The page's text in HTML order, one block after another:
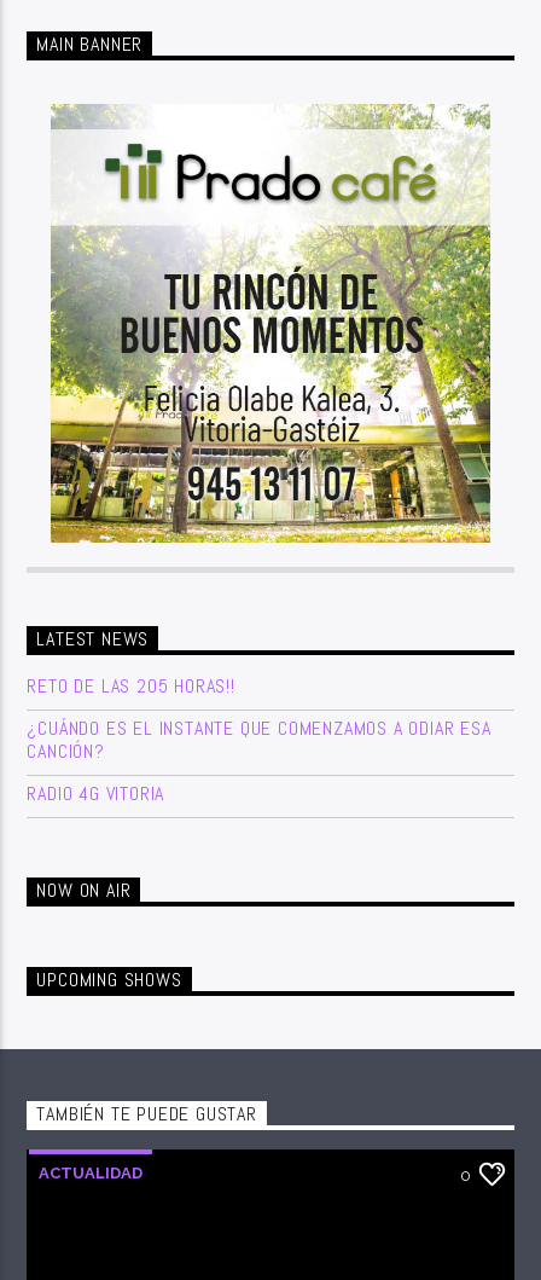
MAIN BANNER
LATEST NEWS
RETO DE LAS 205 HORAS!!
¿CUÁNDO ES EL INSTANTE QUE COMENZAMOS A ODIAR ESA
CANCIÓN?
RADIO 4G VITORIA
NOW ON AIR
UPCOMING SHOWS
TAMBIÉN TE PUEDE GUSTAR
ACTUALIDAD 0